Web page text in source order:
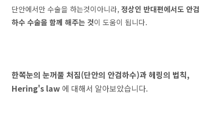
단안에서만 수술을 하는것이아니라,정상인 반대편에서도 안검
하수 수술을 함께 해주는 것이 도움이 됩니다.
한쪽눈의 눈꺼풀 처짐(단안의 안검하수)과 헤링의 법칙,
Hering's law 에 대해서 알아보았습니다.